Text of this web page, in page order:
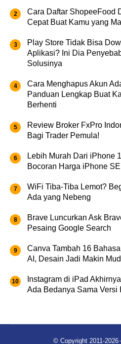
Cara Daftar ShopeeFood
Cepat Buat Kamu yang
Play Store Tidak Bisa
Aplikasi? Ini Dia
Solusinya
Cara Menghapus Akun
Panduan Lengkap Buat
Berhenti
Review Broker FxPro
Bagi Trader Pemula!
Lebih Murah Dari iPhone
Bocoran Harga iPhone
WiFi Tiba-Tiba Lemot?
Ada yang Nebeng
Brave Luncurkan Ask
Pesaing Google Search
Canva Tambah 16
AI, Desain Jadi Makin
Instagram di iPad
Ada Bedanya Sama Versi
© Copyright 2011-2026